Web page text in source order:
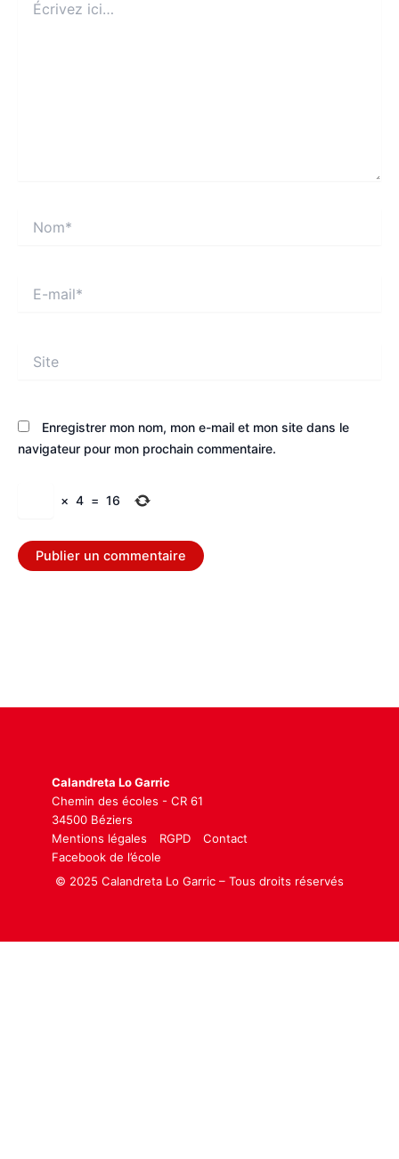
ici…
mail*
Enregistrer mon nom, mon e-mail et mon site dans le
navigateur pour mon prochain commentaire.
× 4 = 16
Calandreta Lo Garric
Chemin des écoles - CR 61
34500 Béziers
Mentions légales
RGPD
Contact
Facebook de l’école
© 2025 Calandreta Lo Garric – Tous droits réservés